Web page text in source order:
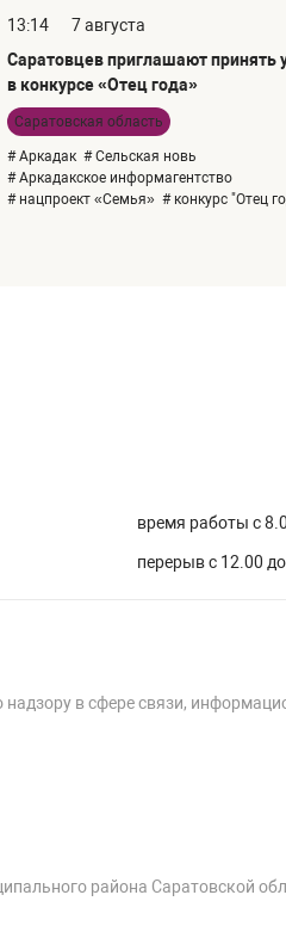
13:14
7 августа
Саратовцев приглашают принять
в конкурсе «Отец года»
Саратовская область
# Аркадак # Сельская новь
# Аркадакское информагентство
# нацпроект «Семья» # конкурс "Отец
время работы с
перерыв с 12.00
в сфере связи,
района Саратовской